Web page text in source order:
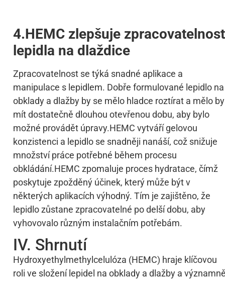
4.HEMC zlepšuje zpracovatelnost
lepidla na dlaždice
Zpracovatelnost se týká snadné aplikace a
manipulace s lepidlem. Dobře formulované lepidlo na
obklady a dlažby by se mělo hladce roztírat a mělo by
mít dostatečně dlouhou otevřenou dobu, aby bylo
možné provádět úpravy.HEMC vytváří gelovou
konzistenci a lepidlo se snadněji nanáší, což snižuje
množství práce potřebné během procesu
obkládání.HEMC zpomaluje proces hydratace, čímž
poskytuje zpožděný účinek, který může být v
některých aplikacích výhodný. Tím je zajištěno, že
lepidlo zůstane zpracovatelné po delší dobu, aby
vyhovovalo různým instalačním potřebám.
IV. Shrnutí
Hydroxyethylmethylcelulóza (HEMC) hraje klíčovou
roli ve složení lepidel na obklady a dlažby a